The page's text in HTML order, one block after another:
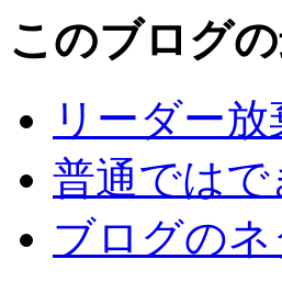
このブログ
リーダー放
普通では
ブログの